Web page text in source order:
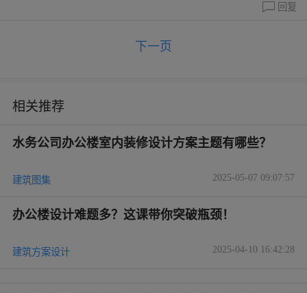
回复
下一页
相关推荐
水务公司办公楼室内装修设计方案主题有哪些？
建筑图集 2025-05-07 09:07:57
办公楼设计难题多？这课带你突破瓶颈！
建筑方案设计 2025-04-10 16:42:28